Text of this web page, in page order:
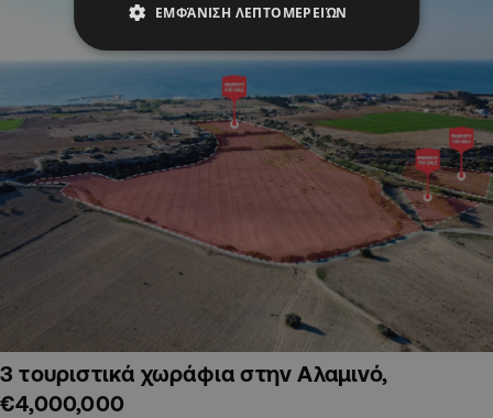
3 τουριστικά χωράφια στην Αλαμινό,
€4,000,000
ΕΜΦΆΝΙΣΗ ΛΕΠΤΟΜΕΡΕΙΏΝ